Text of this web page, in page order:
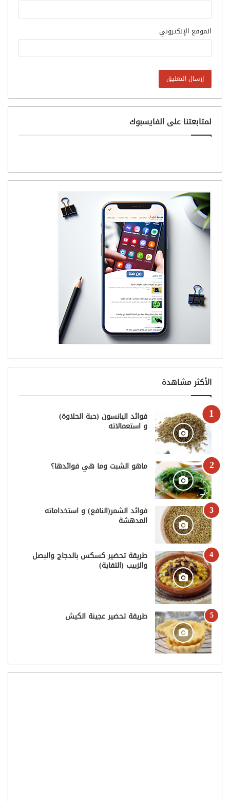
الموقع الإلكتروني
لمتابعتنا على الفايسبوك
الأكثر مشاهدة
فوائد اليانسون (حبة الحلاوة)
و استعمالاته
ماهو الشبت وما هي فوائدها؟
فوائد الشمر(النافع) و استخداماته
المدهشة
طريقة تحضير كسكس بالدجاج والبصل
والزبيب (التفاية)
طريقة تحضير عجينة الكيش